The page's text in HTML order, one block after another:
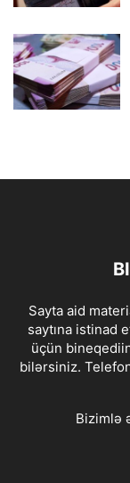
Sayta aid
saytına istinad
üçün
bilərsiniz.
Bizimlə